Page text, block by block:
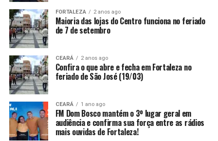
FORTALEZA 2 anos ago
Maioria das lojas do Centro funciona no feriado
de 7 de setembro
CEARÁ 2 anos ago
Confira o que abre e fecha em Fortaleza no
feriado de São José (19/03)
CEARÁ 1 ano ago
FM Dom Bosco mantém o 3º lugar geral em
audiência e confirma sua força entre as rádios
mais ouvidas de Fortaleza!